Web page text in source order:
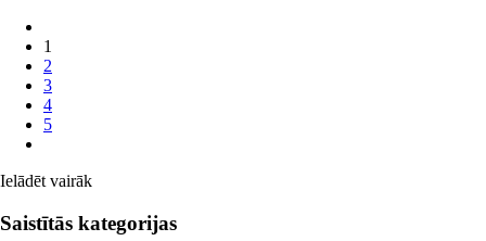
1
2
3
4
5
Ielādēt vairāk
Saistītās kategorijas